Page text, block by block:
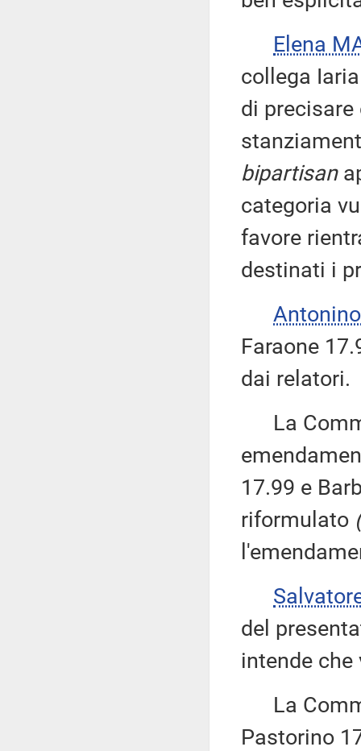
Elena
collega
di
bipartisan
categoria
favore
destinati i
Faraone
dai relatori.
La
17.99 e
riformulato
del
intende
La
Pastorino